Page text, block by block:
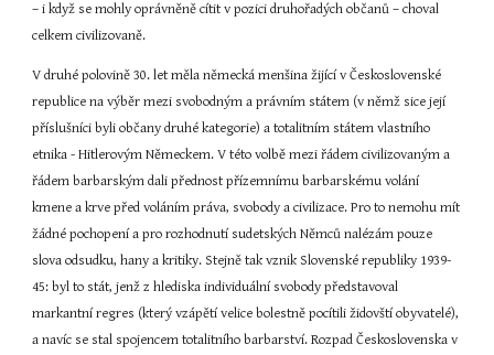
– i když se mohly oprávněně cítit v pozici druhořadých občanů – choval
celkem civilizovaně.
V druhé polovině 30. let měla německá menšina žijící v Československé
republice na výběr mezi svobodným a právním státem (v němž sice její
příslušníci byli občany druhé kategorie) a totalitním státem vlastního
etnika - Hitlerovým Německem. V této volbě mezi řádem civilizovaným a
řádem barbarským dali přednost přízemnímu barbarskému volání
kmene a krve před voláním práva, svobody a civilizace. Pro to nemohu mít
žádné pochopení a pro rozhodnutí sudetských Němců nalézám pouze
slova odsudku, hany a kritiky. Stejně tak vznik Slovenské republiky 1939-
45: byl to stát, jenž z hlediska individuální svobody představoval
markantní regres (který vzápětí velice bolestně pocítili židovští obyvatelé),
a navíc se stal spojencem totalitního barbarství. Rozpad Československa v